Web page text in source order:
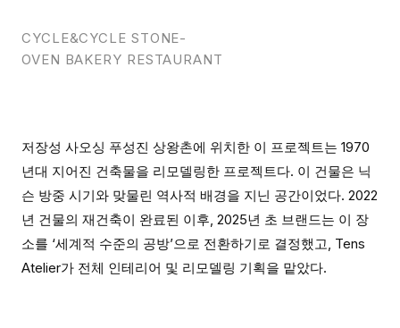
CYCLE&CYCLE STONE-
OVEN BAKERY RESTAURANT
저장성 사오싱 푸성진 상왕촌에 위치한 이 프로젝트는 1970
년대 지어진 건축물을 리모델링한 프로젝트다. 이 건물은 닉
슨 방중 시기와 맞물린 역사적 배경을 지닌 공간이었다. 2022
년 건물의 재건축이 완료된 이후, 2025년 초 브랜드는 이 장
소를 ‘세계적 수준의 공방’으로 전환하기로 결정했고, Tens
Atelier가 전체 인테리어 및 리모델링 기획을 맡았다.